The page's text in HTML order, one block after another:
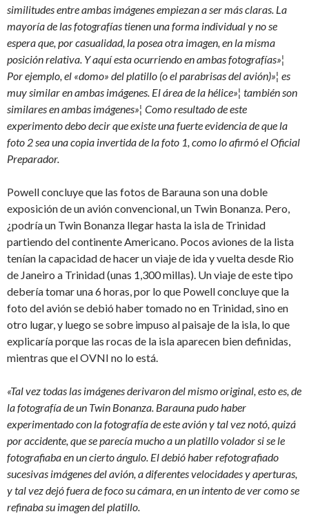
similitudes entre ambas imágenes empiezan a ser más claras. La
mayoría de las fotografías tienen una forma individual y no se
espera que, por casualidad, la posea otra imagen, en la misma
posición relativa. Y aquí esta ocurriendo en ambas fotografías»¦
Por ejemplo, el «domo» del platillo (o el parabrisas del avión)»¦ es
muy similar en ambas imágenes. El área de la hélice»¦ también son
similares en ambas imágenes»¦ Como resultado de este
experimento debo decir que existe una fuerte evidencia de que la
foto 2 sea una copia invertida de la foto 1, como lo afirmó el Oficial
Preparador.
Powell concluye que las fotos de Barauna son una doble
exposición de un avión convencional, un Twin Bonanza. Pero,
¿podría un Twin Bonanza llegar hasta la isla de Trinidad
partiendo del continente Americano. Pocos aviones de la lista
tenían la capacidad de hacer un viaje de ida y vuelta desde Rio
de Janeiro a Trinidad (unas 1,300 millas). Un viaje de este tipo
debería tomar una 6 horas, por lo que Powell concluye que la
foto del avión se debió haber tomado no en Trinidad, sino en
otro lugar, y luego se sobre impuso al paisaje de la isla, lo que
explicaría porque las rocas de la isla aparecen bien definidas,
mientras que el OVNI no lo está.
«Tal vez todas las imágenes derivaron del mismo original, esto es, de
la fotografía de un Twin Bonanza. Barauna pudo haber
experimentado con la fotografía de este avión y tal vez notó, quizá
por accidente, que se parecía mucho a un platillo volador si se le
fotografiaba en un cierto ángulo. El debió haber refotografiado
sucesivas imágenes del avión, a diferentes velocidades y aperturas,
y tal vez dejó fuera de foco su cámara, en un intento de ver como se
refinaba su imagen del platillo.